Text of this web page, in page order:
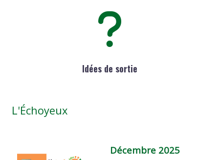
Idées de sortie
L'Échoyeux
Décembre 2025